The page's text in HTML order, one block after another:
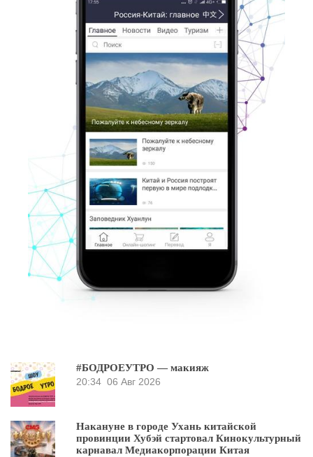
#БОДРОЕУТРО — макияж
20:34 06 Авг 2026
Накануне в городе Ухань китайской
провинции Хубэй стартовал Кинокультурный
карнавал Медиакорпорации Китая